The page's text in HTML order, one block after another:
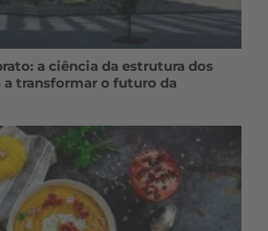
a ciência da estrutura dos
transformar o futuro da